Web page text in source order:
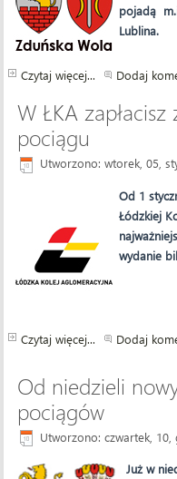
pojadą
Lublina.
Czytaj więcej... Dodaj
W ŁKA
pociągu
Utworzono: wtorek, 05,
Od 1
Łódzkiej
wydanie
Czytaj więcej... Dodaj
Od niedzieli
pociągów
Utworzono: czwartek, 10,
Już w